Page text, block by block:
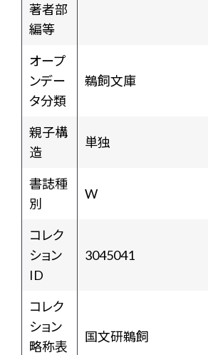
著者部
編等
オープ
ンデー
タ分類
鵜飼文庫
親子構
造
単独
書誌種
別
W
コレク
ション
ID
3045041
コレク
ション
略称表
国文研鵜飼